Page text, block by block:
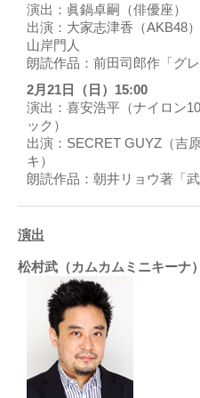
演出：眞鍋卓嗣（俳優座）
出演：大家志津香（AKB48）
山岸門人
朗読作品：前田司郎作「グ
2月21日（日）15:00
演出：喜安浩平（ナイロン
ック）
出演：SECRET GUYZ（吉
キ）
朗読作品：朝井リョウ著「
演出
松村武（カムカムミニキーナ）